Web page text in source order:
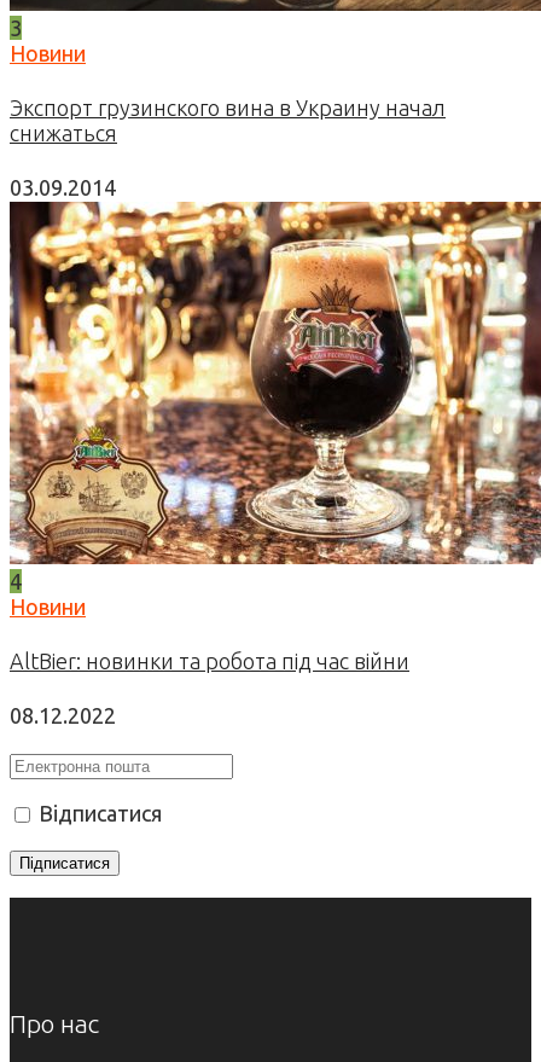
3
Новини
Экспорт грузинского вина в Украину начал
снижаться
03.09.2014
4
Новини
AltBier: новинки та робота під час війни
08.12.2022
Відписатися
Про нас